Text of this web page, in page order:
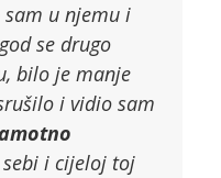
u njemu i
se drugo
bilo je manje
i vidio sam
i cijeloj toj